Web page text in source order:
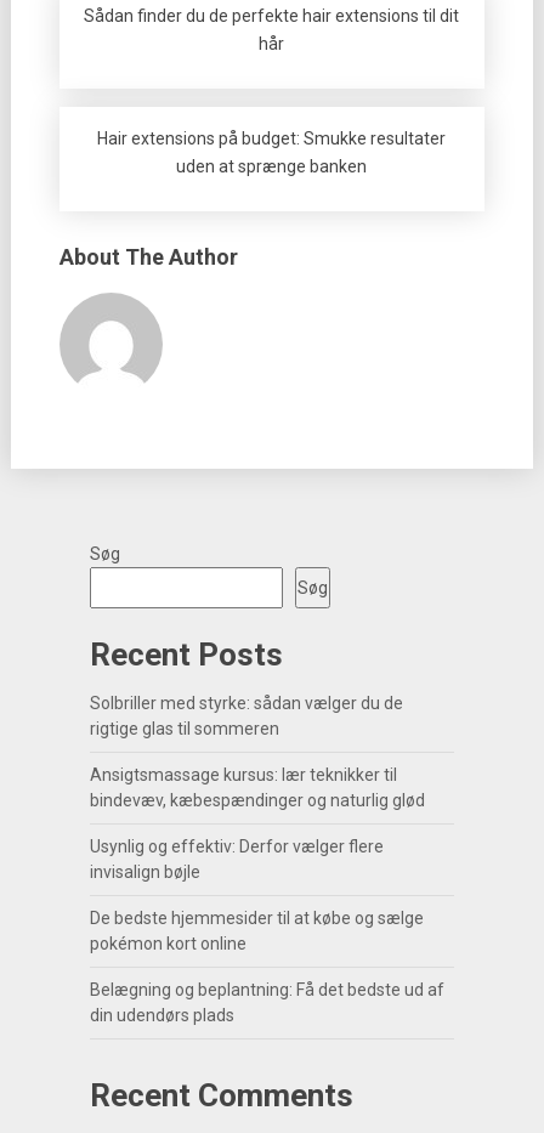
Sådan finder du de perfekte hair extensions til dit
hår
Hair extensions på budget: Smukke resultater
uden at sprænge banken
About The Author
Søg
Søg
Recent Posts
Solbriller med styrke: sådan vælger du de
rigtige glas til sommeren
Ansigtsmassage kursus: lær teknikker til
bindevæv, kæbespændinger og naturlig glød
Usynlig og effektiv: Derfor vælger flere
invisalign bøjle
De bedste hjemmesider til at købe og sælge
pokémon kort online
Belægning og beplantning: Få det bedste ud af
din udendørs plads
Recent Comments